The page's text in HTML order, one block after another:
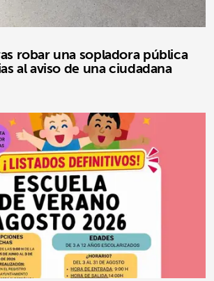
robar una sopladora pública
al aviso de una ciudadana